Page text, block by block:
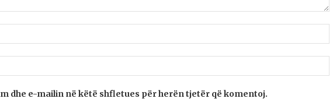
dhe e-mailin në këtë shfletues për herën tjetër që komentoj.